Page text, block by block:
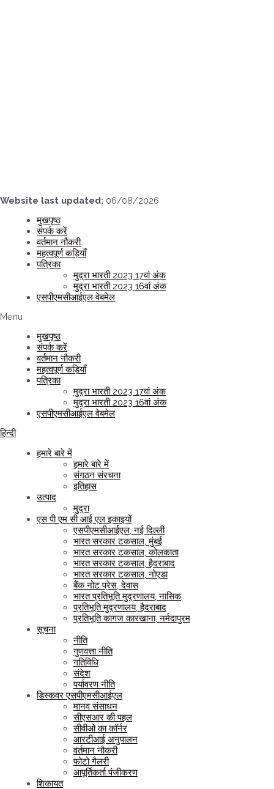
Website last updated: 06/08/2026
मुखपृष्ठ
संपर्क करें
वर्तमान नौकरी
महत्वपूर्ण कड़ियाँ
पत्रिका
मुद्रा भारती 2023 17वां अंक
मुद्रा भारती 2023 16वां अंक
एसपीएमसीआईएल वेबमेल
Menu
मुखपृष्ठ
संपर्क करें
वर्तमान नौकरी
महत्वपूर्ण कड़ियाँ
पत्रिका
मुद्रा भारती 2023 17वां अंक
मुद्रा भारती 2023 16वां अंक
एसपीएमसीआईएल वेबमेल
हिन्दी
हमारे बारे में
हमारे बारे में
संगठन संरचना
इतिहास
उत्पाद
मुद्रा
एस पी एम सी आई एल इकाइयों
एसपीएमसीआईएल, नई दिल्ली
भारत सरकार टकसाल, मुंबई
भारत सरकार टकसाल, कोलकाता
भारत सरकार टकसाल, हैदराबाद
भारत सरकार टकसाल, नोएडा
बैंक नोट प्रेस, देवास
भारत प्रतिभूति मुद्रणालय, नासिक
प्रतिभूति मुद्रणालय, हैदराबाद
प्रतिभूति कागज कारखाना, नर्मदापुरम
सूचना
नीति
गुणवत्ता नीति
गतिविधि
संदेश
पर्यावरण नीति
डिस्कवर एसपीएमसीआईएल
मानव संसाधन
सीएसआर की पहल
सीवीओ का कॉर्नर
आरटीआई अनुपालन
वर्तमान नौकरी
फोटो गैलरी
आपूर्तिकर्ता पंजीकरण
शिकायत